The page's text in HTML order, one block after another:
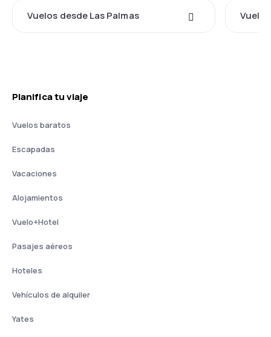
Vuelos desde Las Palmas
Planifica tu viaje
Vuelos baratos
Escapadas
Vacaciones
Alojamientos
Vuelo+Hotel
Pasajes aéreos
Hoteles
Vehículos de alquiler
Yates